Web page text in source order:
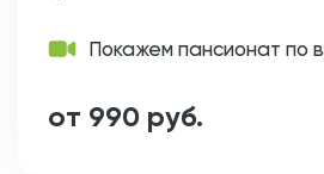
Покажем пансионат по
от 990 руб.